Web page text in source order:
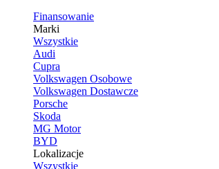
Finansowanie
Marki
Wszystkie
Audi
Cupra
Volkswagen Osobowe
Volkswagen Dostawcze
Porsche
Skoda
MG Motor
BYD
Lokalizacje
Wszystkie